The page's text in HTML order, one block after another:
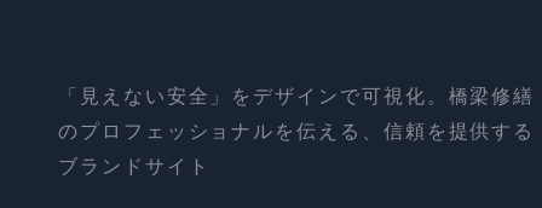
「見えない安全」をデザインで可視化。橋梁修繕
のプロフェッショナルを伝える、信頼を提供する
ブランドサイト